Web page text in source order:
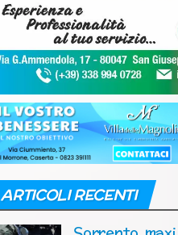
ARTICOLI RECENTI